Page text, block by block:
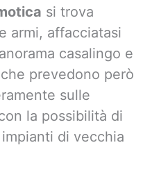
si trova
armi, affacciatasi
casalingo e
prevedono però
sulle
la possibilità di
di vecchia